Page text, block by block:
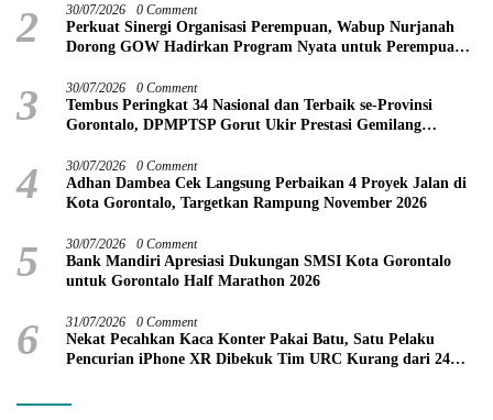
2 30/07/2026 0 Comment
Perkuat Sinergi Organisasi Perempuan, Wabup Nurjanah
Dorong GOW Hadirkan Program Nyata untuk Perempuan
3 30/07/2026 0 Comment
Tembus Peringkat 34 Nasional dan Terbaik se-Provinsi
Gorontalo, DPMPTSP Gorut Ukir Prestasi Gemilang
4 30/07/2026 0 Comment
Adhan Dambea Cek Langsung Perbaikan 4 Proyek Jalan di
Kota Gorontalo, Targetkan Rampung November 2026
5 30/07/2026 0 Comment
Bank Mandiri Apresiasi Dukungan SMSI Kota Gorontalo
untuk Gorontalo Half Marathon 2026
6 31/07/2026 0 Comment
Nekat Pecahkan Kaca Konter Pakai Batu, Satu Pelaku
Pencurian iPhone XR Dibekuk Tim URC Kurang dari 24